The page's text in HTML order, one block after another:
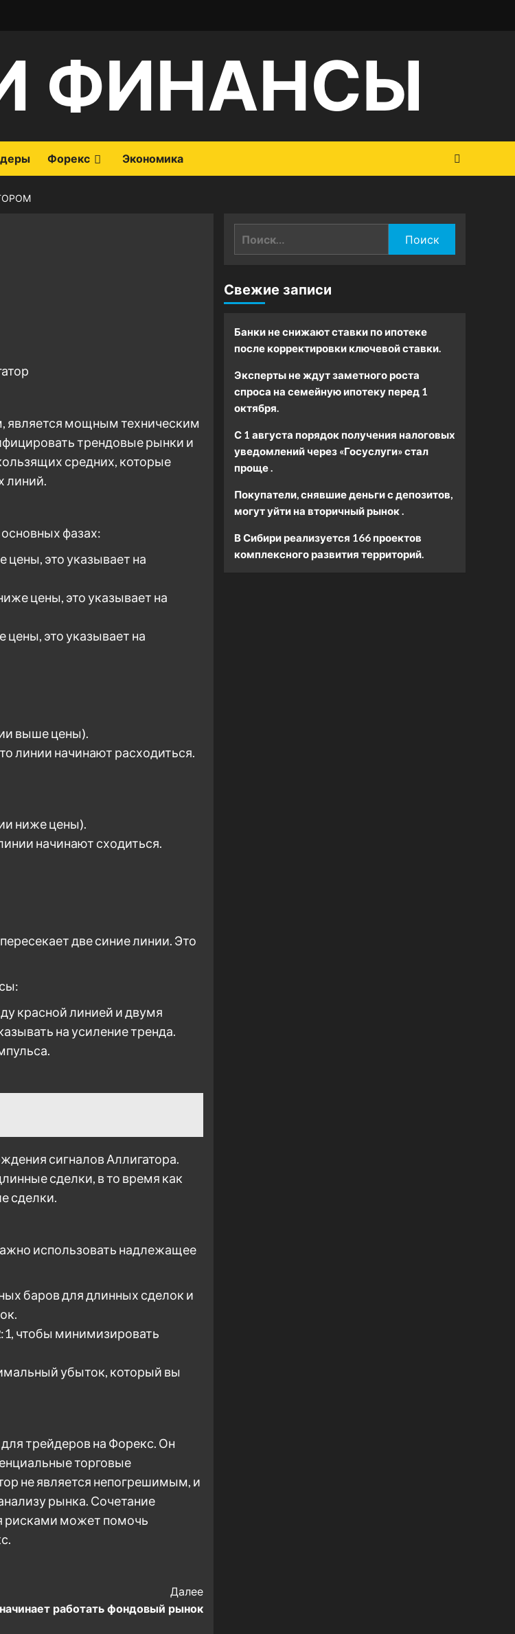
ФИНАНСЫ
Форекс Экономика
является мощным техническим
трендовые рынки и
средних, которые
линий.
фазах:
цены, это указывает на
цены, это указывает на
цены, это указывает на
выше цены).
линии начинают расходиться.
ниже цены).
начинают сходиться.
две синие линии. Это
красной линией и двумя
на усиление тренда.
сигналов Аллигатора.
сделки, в то время как
сделки.
использовать надлежащее
баров для длинных сделок и
чтобы минимизировать
убыток, который вы
трейдеров на Форекс. Он
торговые
не является непогрешимым, и
рынка. Сочетание
рисками может помочь
Далее
работать фондовый рынок
Свежие записи
Банки не снижают ставки по ипотеке
после корректировки ключевой ставки.
Эксперты не ждут заметного роста
спроса на семейную ипотеку перед 1
октября.
С 1 августа порядок получения налоговых
уведомлений через «Госуслуги» стал
проще .
Покупатели, снявшие деньги с депозитов,
могут уйти на вторичный рынок .
В Сибири реализуется 166 проектов
комплексного развития территорий.